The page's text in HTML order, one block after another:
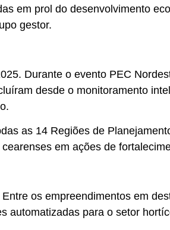
em prol do desenvolvimento
gestor.
Durante o evento PEC
desde o monitoramento
as 14 Regiões de
em ações de
os empreendimentos em
automatizadas para o setor